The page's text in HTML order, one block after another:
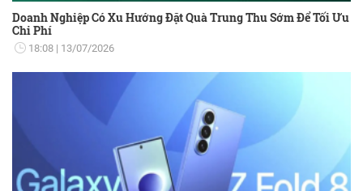
Doanh Nghiệp Có Xu Hướng Đặt Quà Trung Thu Sớm Để Tối Ưu
Chi Phí
18:08 13/07/2026